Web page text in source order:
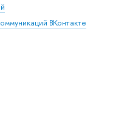
ВКонтакте